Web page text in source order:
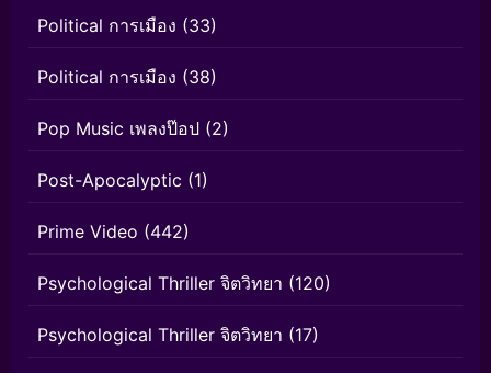
Political การเมือง (33)
Political การเมือง (38)
Pop Music เพลงป๊อป (2)
Post-Apocalyptic (1)
Prime Video (442)
Psychological Thriller จิตวิทยา (120)
Psychological Thriller จิตวิทยา (17)